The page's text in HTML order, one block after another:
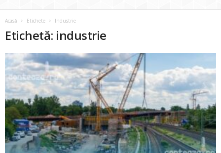
Acasă Etichete Industrie
Etichetă: industrie